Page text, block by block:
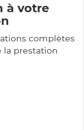
à votre
complètes
la prestation